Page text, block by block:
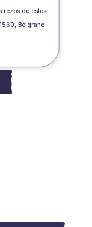
rezos de estos
Belgrano -